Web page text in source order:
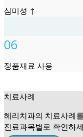
심미성 ↑
06
정품재료 사용
치료사례
헤리치과의 치료사례를
진료과목별로 확인하